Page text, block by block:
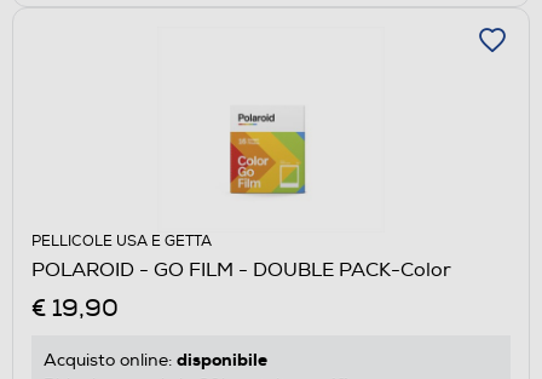
PELLICOLE USA E GETTA
POLAROID - GO FILM - DOUBLE PACK-Color
€ 19,90
Acquisto online: disponibile